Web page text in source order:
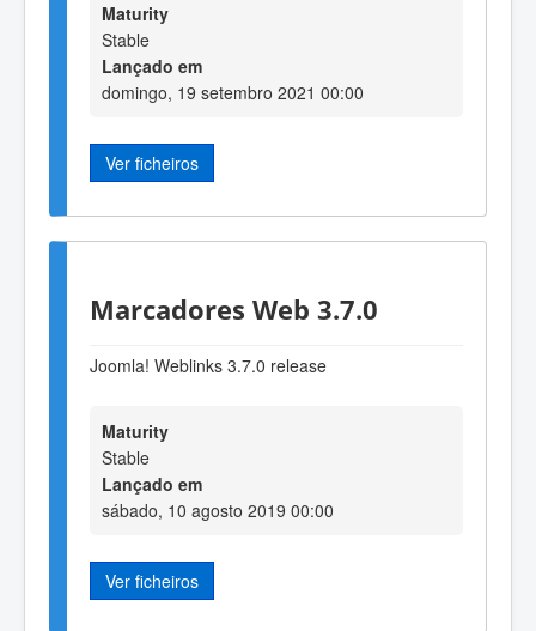
Maturity
Stable
Lançado em
domingo, 19 setembro 2021 00:00
Ver ficheiros
Marcadores Web 3.7.0
Joomla! Weblinks 3.7.0 release
Maturity
Stable
Lançado em
sábado, 10 agosto 2019 00:00
Ver ficheiros